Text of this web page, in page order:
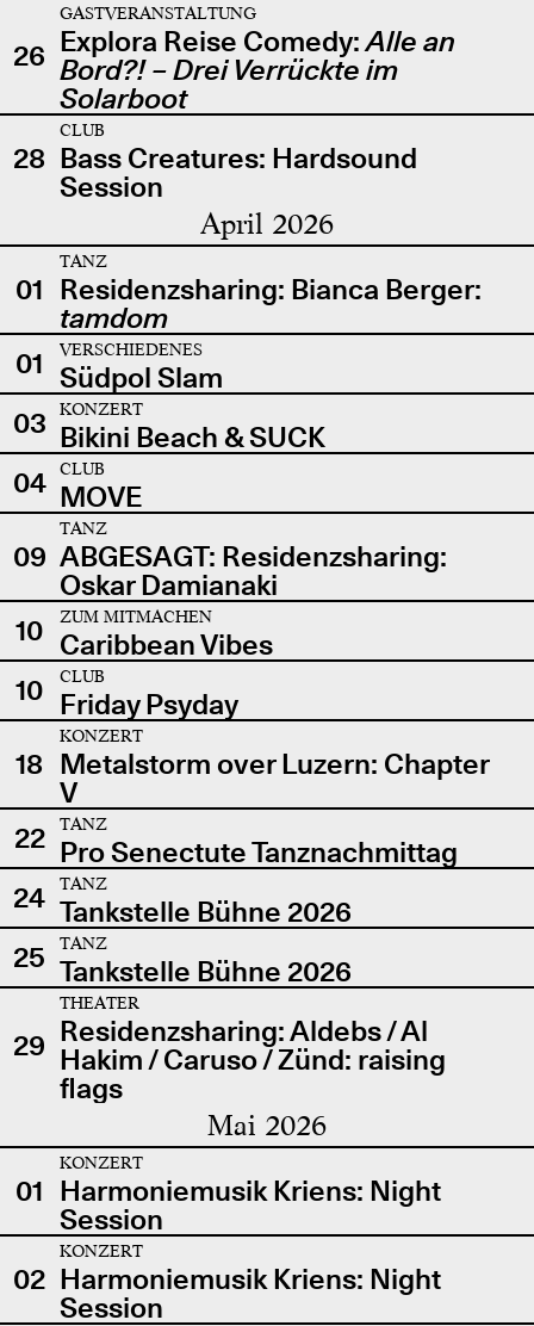
26
GASTVERANSTALTUNG
Explora Reise Comedy:Alle an
Bord?! – Drei Verrückte im
Solarboot
28
CLUB
Bass Creatures: Hardsound
Session
April 2026
01
TANZ
Residenzsharing: Bianca Berger:
tamdom
01
VERSCHIEDENES
Südpol Slam
03
KONZERT
Bikini Beach & SUCK
04
CLUB
MOVE
09
TANZ
ABGESAGT: Residenzsharing:
Oskar Damianaki
10
ZUM MITMACHEN
Caribbean Vibes
10
CLUB
Friday Psyday
18
KONZERT
Metalstorm over Luzern: Chapter
V
22
TANZ
Pro Senectute Tanznachmittag
24
TANZ
Tankstelle Bühne 2026
25
TANZ
Tankstelle Bühne 2026
29
THEATER
Residenzsharing: Aldebs / Al
Hakim / Caruso / Zünd: raising
flags
Mai 2026
01
KONZERT
Harmoniemusik Kriens: Night
Session
02
KONZERT
Harmoniemusik Kriens: Night
Session